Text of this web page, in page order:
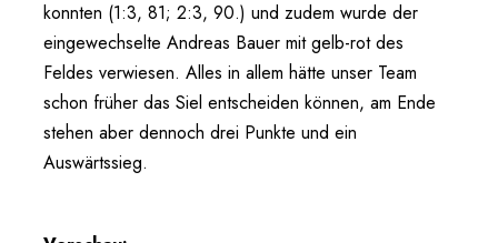
konnten (1:3, 81; 2:3, 90.) und zudem wurde der
eingewechselte Andreas Bauer mit gelb-rot des
Feldes verwiesen. Alles in allem hätte unser Team
schon früher das Siel entscheiden können, am Ende
stehen aber dennoch drei Punkte und ein
Auswärtssieg.